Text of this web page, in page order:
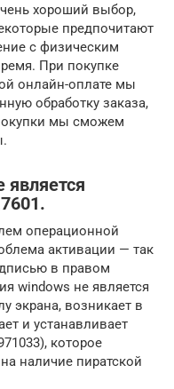
хороший выбор,
предпочитают
с физическим
При покупке
онлайн-оплате мы
обработку заказа,
мы сможем
является
операционной
активации — так
в правом
windows не является
экрана, возникает в
и устанавливает
которое
наличие пиратской